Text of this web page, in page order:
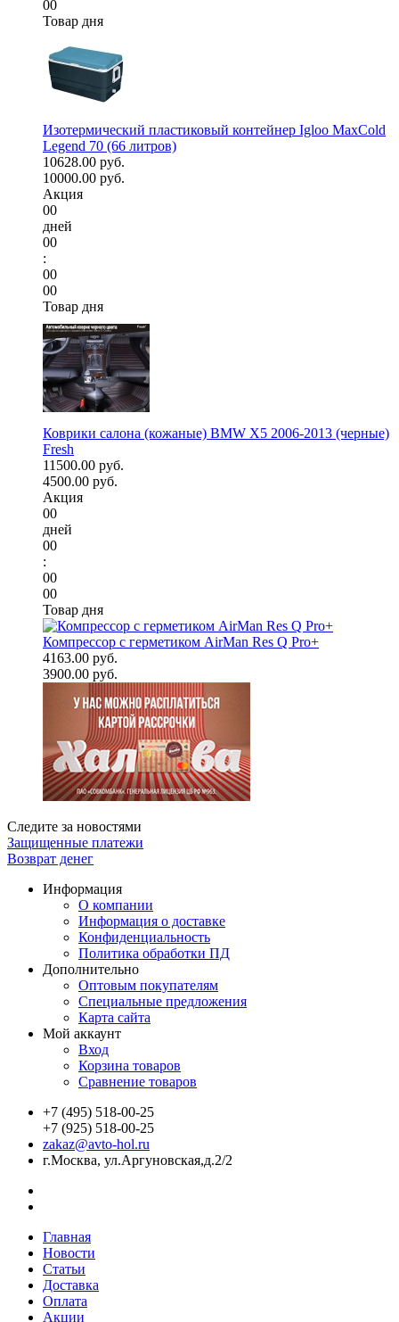
00
Товар дня
Изотермический пластиковый контейнер Igloo MaxCold
Legend 70 (66 литров)
10628.00 руб.
10000.00 руб.
Акция
00
дней
00
:
00
00
Товар дня
Коврики салона (кожаные) BMW X5 2006-2013 (черные)
Fresh
11500.00 руб.
4500.00 руб.
Акция
00
дней
00
:
00
00
Товар дня
Компрессор с герметиком AirMan Res Q Pro+
4163.00 руб.
3900.00 руб.
Следите за новостями
Защищенные платежи
Возврат денег
Информация
О компании
Информация о доставке
Конфиденциальность
Политика обработки ПД
Дополнительно
Оптовым покупателям
Специальные предложения
Карта сайта
Мой аккаунт
Вход
Корзина товаров
Сравнение товаров
+7 (495) 518-00-25
+7 (925) 518-00-25
zakaz@avto-hol.ru
г.Москва, ул.Аргуновская,д.2/2
Главная
Новости
Статьи
Доставка
Оплата
Акции